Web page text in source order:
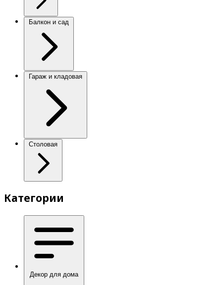
Балкон и сад
Гараж и кладовая
Столовая
Категории
Декор для дома